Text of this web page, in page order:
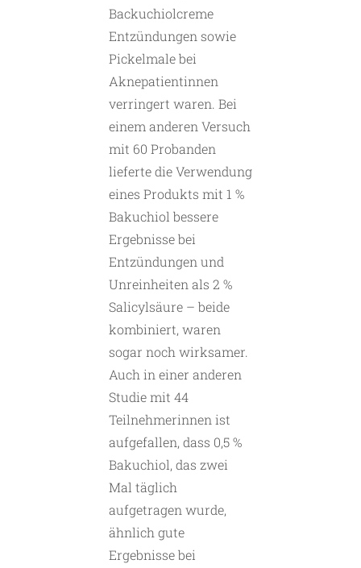
Backuchiolcreme
Entzündungen sowie
Pickelmale bei
Aknepatientinnen
verringert waren. Bei
einem anderen Versuch
mit 60 Probanden
lieferte die Verwendung
eines Produkts mit 1 %
Bakuchiol bessere
Ergebnisse bei
Entzündungen und
Unreinheiten als 2 %
Salicylsäure – beide
kombiniert, waren
sogar noch wirksamer.
Auch in einer anderen
Studie mit 44
Teilnehmerinnen ist
aufgefallen, dass 0,5 %
Bakuchiol, das zwei
Mal täglich
aufgetragen wurde,
ähnlich gute
Ergebnisse bei